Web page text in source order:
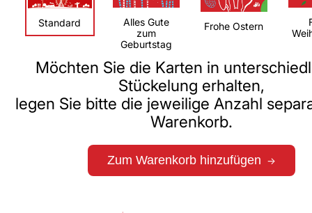
Standard
Alles Gute
zum
Geburtstag
Frohe Ostern
Möchten Sie die Karten in
Stückelung erhalten,
legen Sie bitte die jeweilige Anzahl
Warenkorb.
Zum Warenkorb hinzufügen →